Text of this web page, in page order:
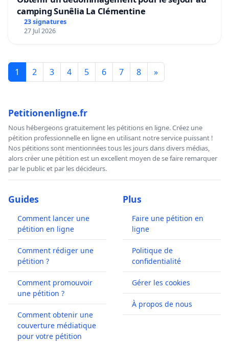
camping Sunêlia La Clémentine
23 signatures
27 Jul 2026
1 2 3 4 5 6 7 8 »
Petitionenligne.fr
Nous hébergeons gratuitement les pétitions en ligne. Créez une
pétition professionnelle en ligne en utilisant notre service puissant !
Nos pétitions sont mentionnées tous les jours dans divers médias,
alors créer une pétition est un excellent moyen de se faire remarquer
par le public et par les décideurs.
Guides
Comment lancer une
pétition en ligne
Comment rédiger une
pétition ?
Comment promouvoir
une pétition ?
Comment obtenir une
couverture médiatique
pour votre pétition
Plus
Faire une pétition en
ligne
Politique de
confidentialité
Gérer les cookies
À propos de nous